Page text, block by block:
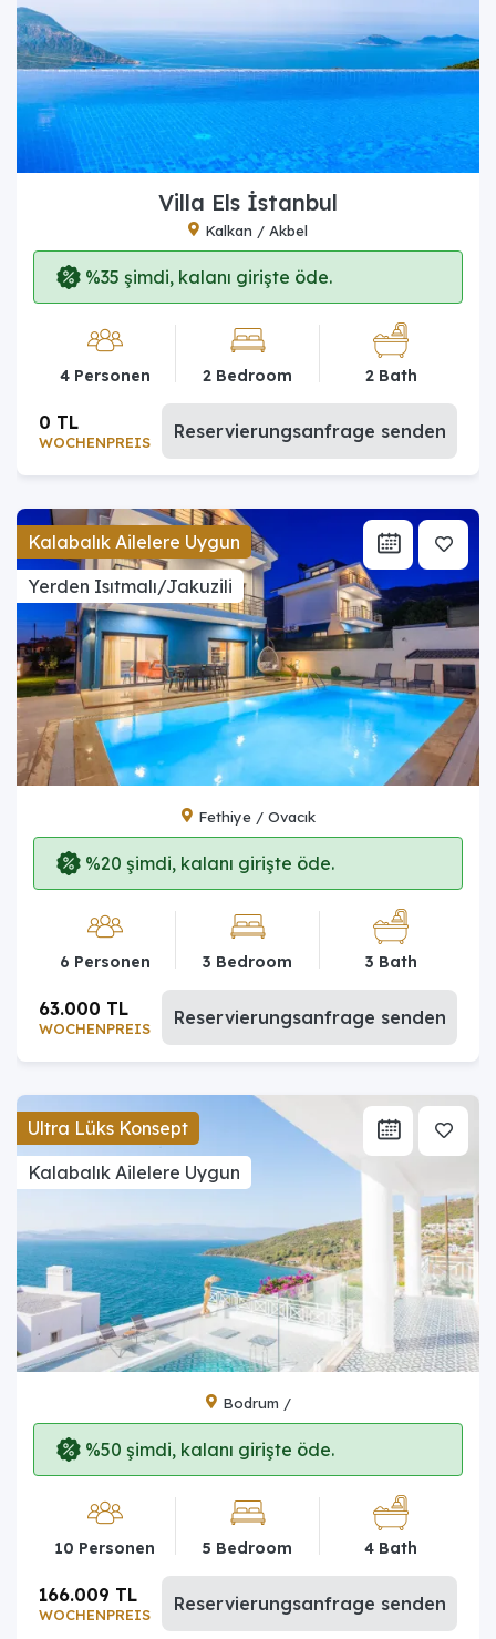
Villa Els İstanbul
Kalkan / Akbel
%35 şimdi, kalanı girişte öde.
4 Personen 2 Bedroom 2 Bath
WOCHENPREIS
0 TL Reservierungsanfrage senden
Kalabalık Ailelere Uygun
Yerden Isıtmalı/Jakuzili
Fethiye / Ovacık
%20 şimdi, kalanı girişte öde.
6 Personen 3 Bedroom 3 Bath
WOCHENPREIS
63.000 TL Reservierungsanfrage senden
Ultra Lüks Konsept
Kalabalık Ailelere Uygun
Bodrum /
%50 şimdi, kalanı girişte öde.
10 Personen 5 Bedroom 4 Bath
WOCHENPREIS
166.009 TL Reservierungsanfrage senden